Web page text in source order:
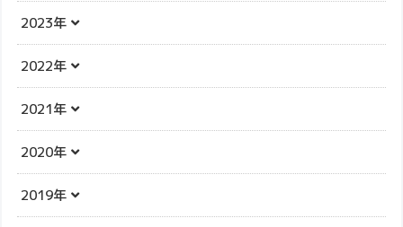
2023年
2022年
2021年
2020年
2019年